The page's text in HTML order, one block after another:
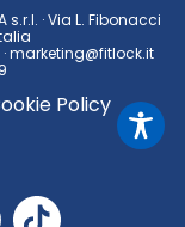
· Via L. Fibonacci
marketing@fitlock.it
Policy